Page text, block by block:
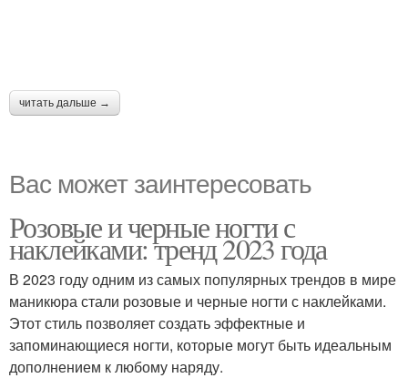
читать дальше →
Вас может заинтересовать
Розовые и черные ногти с
наклейками: тренд 2023 года
В 2023 году одним из самых популярных трендов в мире
маникюра стали розовые и черные ногти с наклейками.
Этот стиль позволяет создать эффектные и
запоминающиеся ногти, которые могут быть идеальным
дополнением к любому наряду.